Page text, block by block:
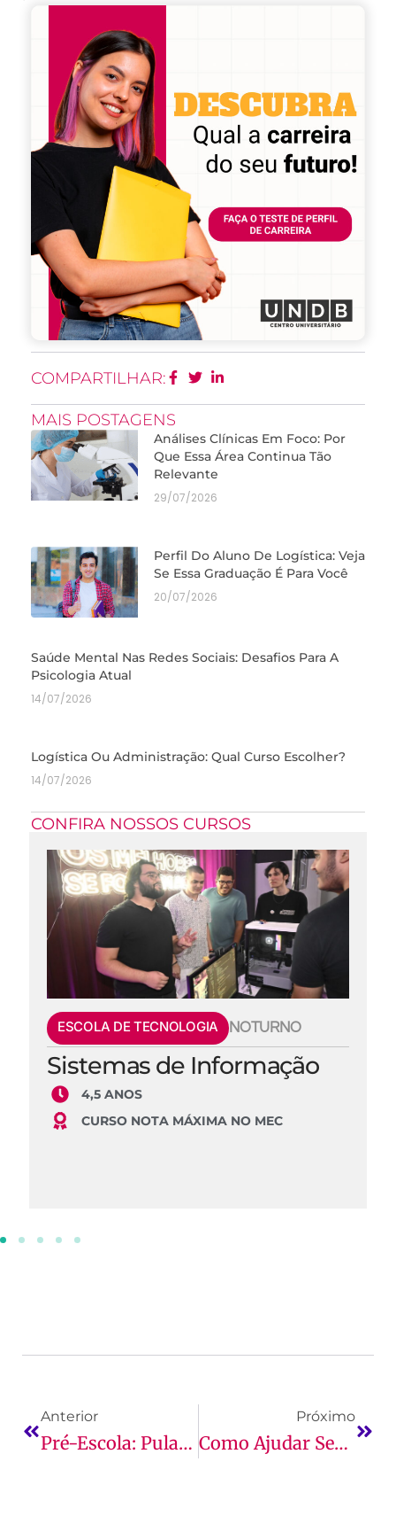
COMPARTILHAR:
MAIS POSTAGENS
Análises Clínicas Em Foco: Por
Que Essa Área Continua Tão
Relevante
29/07/2026
Perfil Do Aluno De Logística: Veja
Se Essa Graduação É Para Você
20/07/2026
Saúde Mental Nas Redes Sociais: Desafios Para A
Psicologia Atual
14/07/2026
Logística Ou Administração: Qual Curso Escolher?
14/07/2026
CONFIRA NOSSOS CURSOS
ESCOLA DE TECNOLOGIA NOTURNO
Sistemas de Informação
4,5 ANOS
CURSO NOTA MÁXIMA NO MEC
Anterior
Pré-Escola: Pular Essa Etapa Ou Não?
Próximo
Como Ajudar Seu Filho A Organizar Uma Rotina De Estudos Produtiva